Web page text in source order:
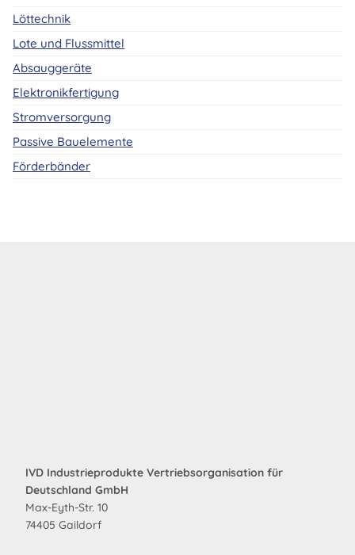
Löttechnik
Lote und Flussmittel
Absauggeräte
Elektronikfertigung
Stromversorgung
Passive Bauelemente
Förderbänder
IVD Industrieprodukte Vertriebsorganisation für
Deutschland GmbH
Max-Eyth-Str. 10
74405 Gaildorf